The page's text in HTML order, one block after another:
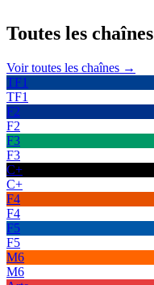
Toutes les chaînes
Voir toutes les chaînes →
TF1
TF1
F2
F2
F3
F3
C+
C+
F4
F4
F5
F5
M6
M6